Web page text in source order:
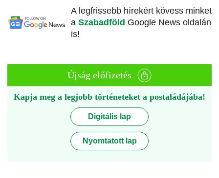
A legfrissebb hírekért kövess minket
a Szabadföld Google News oldalán
is!
Újság előfizetés
Kapja meg a legjobb történeteket a postaládájába!
Digitális lap
Nyomtatott lap